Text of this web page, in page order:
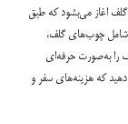
اغاز می‌بشود که طبق
شامل چوب‌های گلف،
را به‌صورت حرفه‌ای
که هزینه‌های سفر و